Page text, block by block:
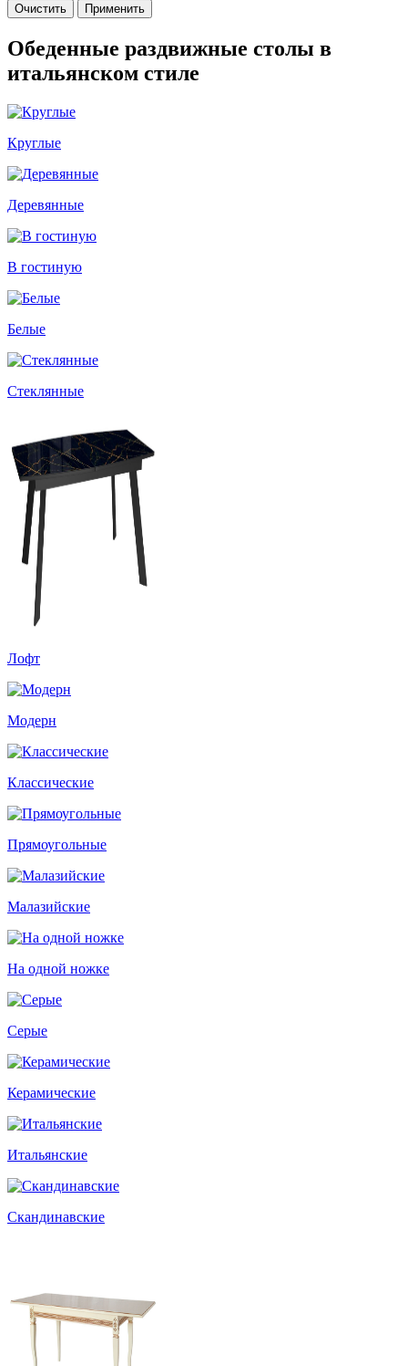
Очистить Применить
Обеденные раздвижные столы в
итальянском стиле
Круглые
Деревянные
В гостиную
Белые
Стеклянные
Лофт
Модерн
Классические
Прямоугольные
Малазийские
На одной ножке
Серые
Керамические
Итальянские
Скандинавские